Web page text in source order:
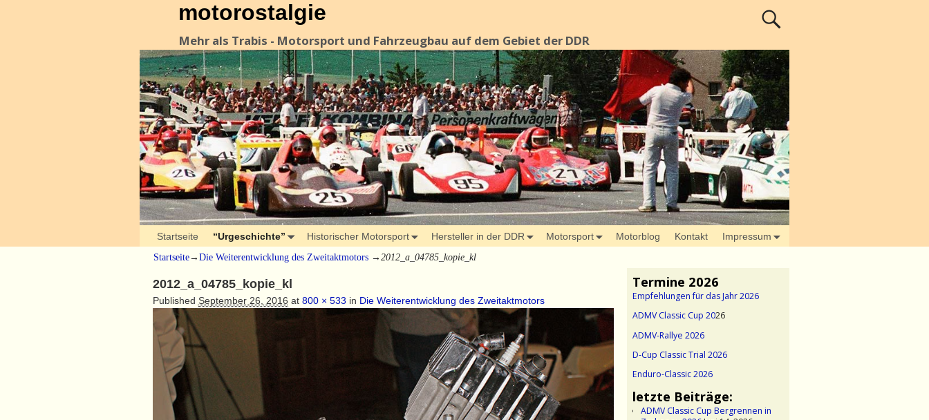
motorostalgie
Mehr als Trabis - Motorsport und Fahrzeugbau auf dem Gebiet der DDR
Startseite “Urgeschichte” Historischer Motorsport Hersteller in der DDR Motorsport Motorblog Kontakt Impressum
Startseite→ Die Weiterentwicklung des Zweitaktmotors → 2012_a_04785_kopie_kl
2012_a_04785_kopie_kl
Published September 26, 2016 at 800 × 533 in Die Weiterentwicklung des Zweitaktmotors
Termine 2026
Empfehlungen für das Jahr 2026
ADMV Classic Cup 2026
ADMV-Rallye 2026
D-Cup Classic Trial 2026
Enduro-Classic 2026
letzte Beiträge:
ADMV Classic Cup Bergrennen in